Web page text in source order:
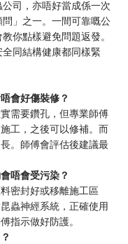
司，亦唔好當成係一次
」之一。一間可靠嘅公
你點樣避免問題返發。
同結構健康都同樣緊
會好傷裝修？
需要鑽孔，但專業師傅
工，之後可以修補。而
。師傅會評估後建議最
唔會受污染？
密封好或移離施工區
蟲神經系統，正確使用
指示做好防護。